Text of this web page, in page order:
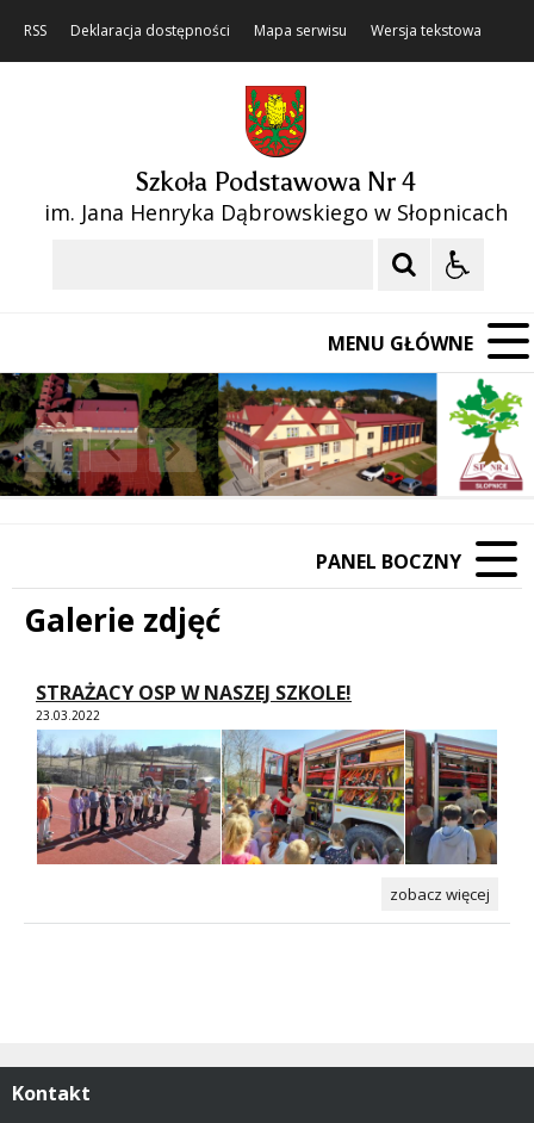
RSS Deklaracja dostępności Mapa serwisu Wersja tekstowa
Szkoła Podstawowa Nr 4
im. Jana Henryka Dąbrowskiego w Słopnicach
MENU GŁÓWNE
Poprzedni Element
Następny Element
❚❚
PANEL BOCZNY
Galerie zdjęć
STRAŻACY OSP W NASZEJ SZKOLE!
23.03.2022
zobacz więcej
Kontakt